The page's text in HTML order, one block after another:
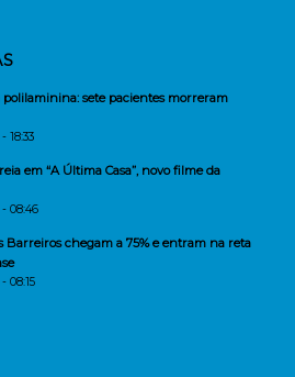
polilaminina: sete pacientes morreram
18:33
em “A Última Casa”, novo filme da
08:46
Barreiros chegam a 75% e entram na reta
08:15